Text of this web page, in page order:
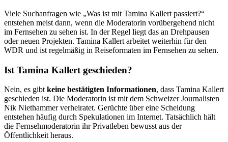
Viele Suchanfragen wie „Was ist mit Tamina Kallert passiert?“
entstehen meist dann, wenn die Moderatorin vorübergehend nicht
im Fernsehen zu sehen ist. In der Regel liegt das an Drehpausen
oder neuen Projekten. Tamina Kallert arbeitet weiterhin für den
WDR und ist regelmäßig in Reiseformaten im Fernsehen zu sehen.
Ist Tamina Kallert geschieden?
Nein, es gibtkeine bestätigten Informationen, dass Tamina Kallert
geschieden ist. Die Moderatorin ist mit dem Schweizer Journalisten
Nik Niethammer verheiratet. Gerüchte über eine Scheidung
entstehen häufig durch Spekulationen im Internet. Tatsächlich hält
die Fernsehmoderatorin ihr Privatleben bewusst aus der
Öffentlichkeit heraus.